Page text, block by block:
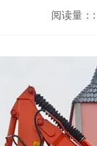
阅读量：: